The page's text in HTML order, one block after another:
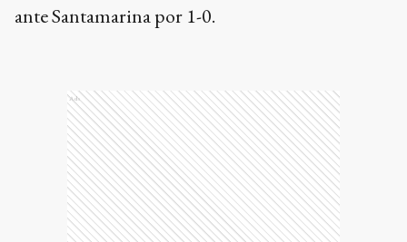
ante Santamarina por 1-0.
Ads